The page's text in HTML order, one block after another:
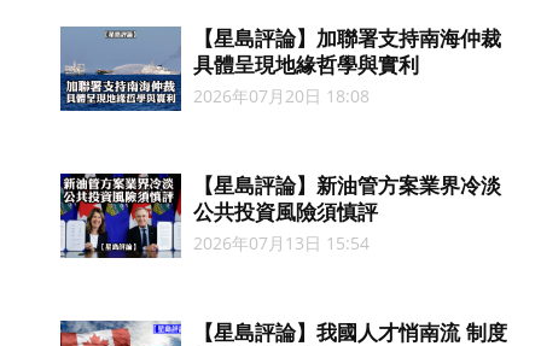
【星島評論】加聯署支持南海仲裁
具體呈現地緣哲學與實利
2026年07月20日 18:08
【星島評論】新油管方案業界冷淡
公共投資風險須慎評
2026年07月13日 15:54
【星島評論】我國人才悄南流 制度